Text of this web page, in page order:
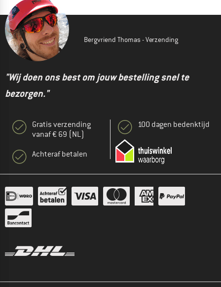
Bergvriend Thomas - Verzending
"Wij doen ons best om jouw bestelling snel te
bezorgen."
Gratis verzending
vanaf € 69 (NL)
Achteraf betalen
100 dagen bedenktijd